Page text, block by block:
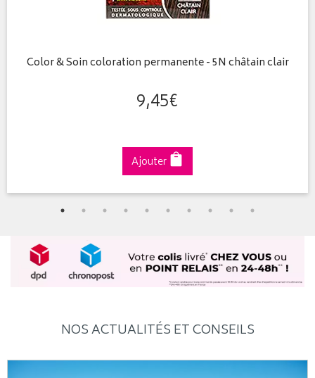
Color & Soin coloration permanente - 5N châtain clair
9,45€
Ajouter
NOS ACTUALITÉS ET CONSEILS